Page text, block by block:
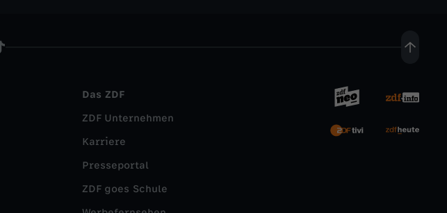
Das ZDF
ZDF Unternehmen
Karriere
Presseportal
ZDF goes Schule